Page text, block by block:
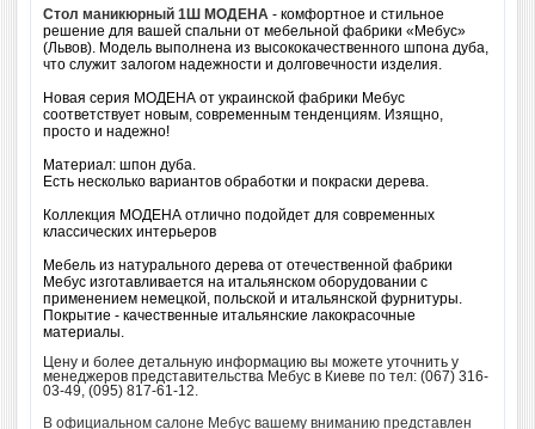
Стол маникюрный 1Ш МОДЕНА - комфортное и стильное
решение для вашей спальни от мебельной фабрики «Мебус»
(Львов). Модель выполнена из высококачественного шпона дуба,
что служит залогом надежности и долговечности изделия.
Новая серия МОДЕНА от украинской фабрики Мебус
соответствует новым, современным тенденциям. Изящно,
просто и надежно!
Материал: шпон дуба.
Есть несколько вариантов обработки и покраски дерева.
Коллекция МОДЕНА отлично подойдет для современных
классических интерьеров
Мебель из натурального дерева от отечественной фабрики
Мебус изготавливается на итальянском оборудовании с
применением немецкой, польской и итальянской фурнитуры.
Покрытие - качественные итальянские лакокрасочные
материалы.
Цену и более детальную информацию вы можете уточнить у
менеджеров представительства Мебус в Киеве по тел: (067) 316-
03-49, (095) 817-61-12.
В официальном салоне Мебус вашему вниманию представлен